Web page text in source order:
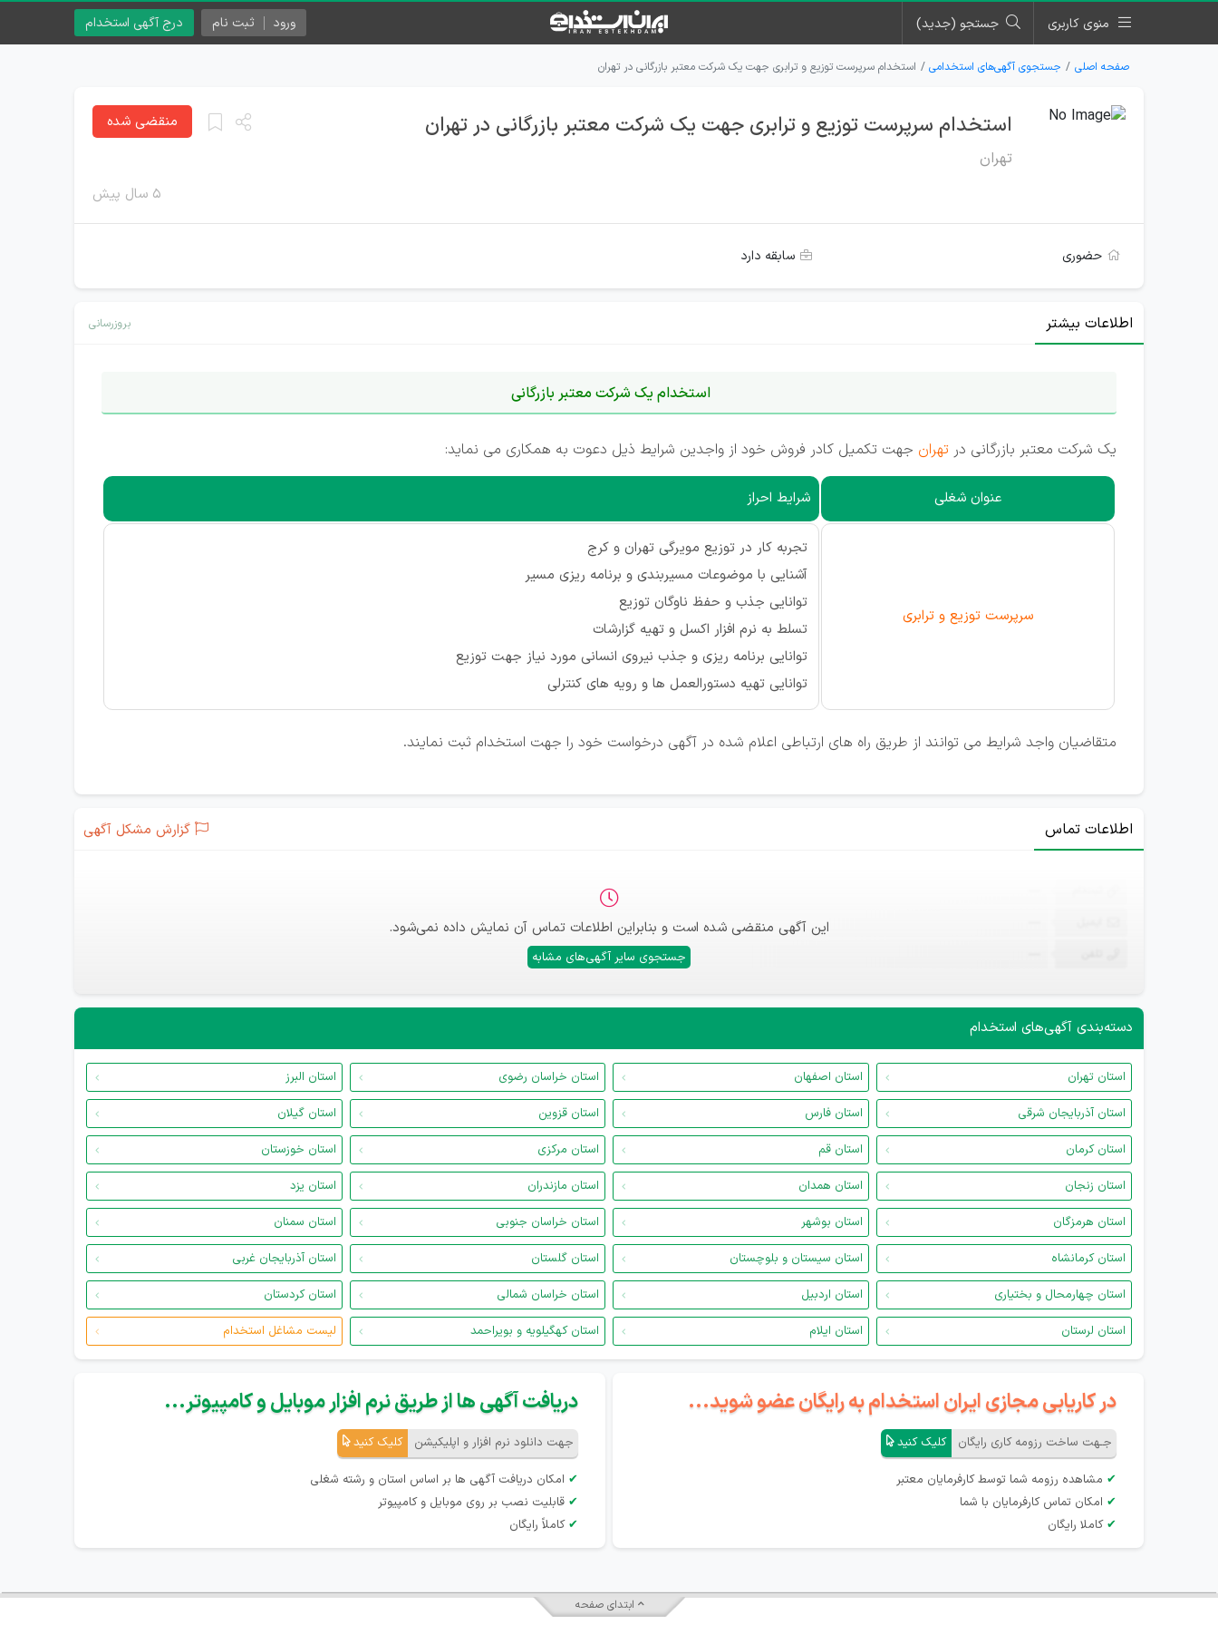
منوی کاربری جستجو (جدید) درج آگهی استخدام ورود ثبت نام
صفحه اصلی جستجوی آگهی‌های استخدامی استخدام سرپرست توزیع و ترابری جهت یک شرکت معتبر بازرگانی در تهران
استخدام سرپرست توزیع و ترابری جهت یک شرکت معتبر بازرگانی در تهران
تهران
۵ سال پیش
منقضی شده
حضوری سابقه دارد
اطلاعات بیشتر بروزرسانی
استخدام یک شرکت معتبر بازرگانی
یک شرکت معتبر بازرگانی در تهران جهت تکمیل کادر فروش خود از واجدین شرایط ذیل دعوت به همکاری می نماید:
عنوان شغلی شرایط احراز
سرپرست توزیع و ترابری
تجربه کار در توزیع مویرگی تهران و کرج
آشنایی با موضوعات مسیربندی و برنامه ریزی مسیر
توانایی جذب و حفظ ناوگان توزیع
تسلط به نرم افزار اکسل و تهیه گزارشات
توانایی برنامه ریزی و جذب نیروی انسانی مورد نیاز جهت توزیع
توانایی تهیه دستورالعمل ها و رویه های کنترلی
متقاضیان واجد شرایط می توانند از طریق راه های ارتباطی اعلام شده در آگهی درخواست خود را جهت استخدام ثبت نمایند.
اطلاعات تماس گزارش مشکل آگهی
این آگهی منقضی شده است و بنابراین اطلاعات تماس آن نمایش داده نمی‌شود.
جستجوی سایر آگهی‌های مشابه
دسته‌بندی آگهی‌های استخدام
استان تهران استان اصفهان استان خراسان رضوی
استان البرز
استان آذربایجان شرقی
استان فارس استان قزوین
استان گیلان
استان کرمان
استان قم استان مرکزی
استان خوزستان
استان زنجان
استان همدان استان مازندران
استان یزد
استان هرمزگان
استان بوشهر استان خراسان جنوبی
استان سمنان
استان کرمانشاه
استان سیستان و بلوچستان استان گلستان
استان آذربایجان غربی
استان چهارمحال و بختیاری
استان اردبیل استان خراسان شمالی
استان کردستان
استان لرستان
استان ایلام استان کهگیلویه و بویراحمد لیست مشاغل استخدام
در کاریابی مجازی ایران استخدام به رایگان عضو شوید...
جـهت ساخت رزومه کاری رایگان کلیک کنید
✔ مشاهده رزومه شما توسط کارفرمایان معتبر
✔ امکان تماس کارفرمایان با شما
✔ کاملا رایگان
دریافت آگهی ها از طریق نرم افزار موبایل و کامپیوتر...
جهت دانلود نرم افزار و اپلیکیشن کلیک کنید
✔ امکان دریافت آگهی ها بر اساس استان و رشته شغلی
✔ قابلیت نصب بر روی موبایل و کامپیوتر
✔ کاملاً رایگان
ابتدای صفحه